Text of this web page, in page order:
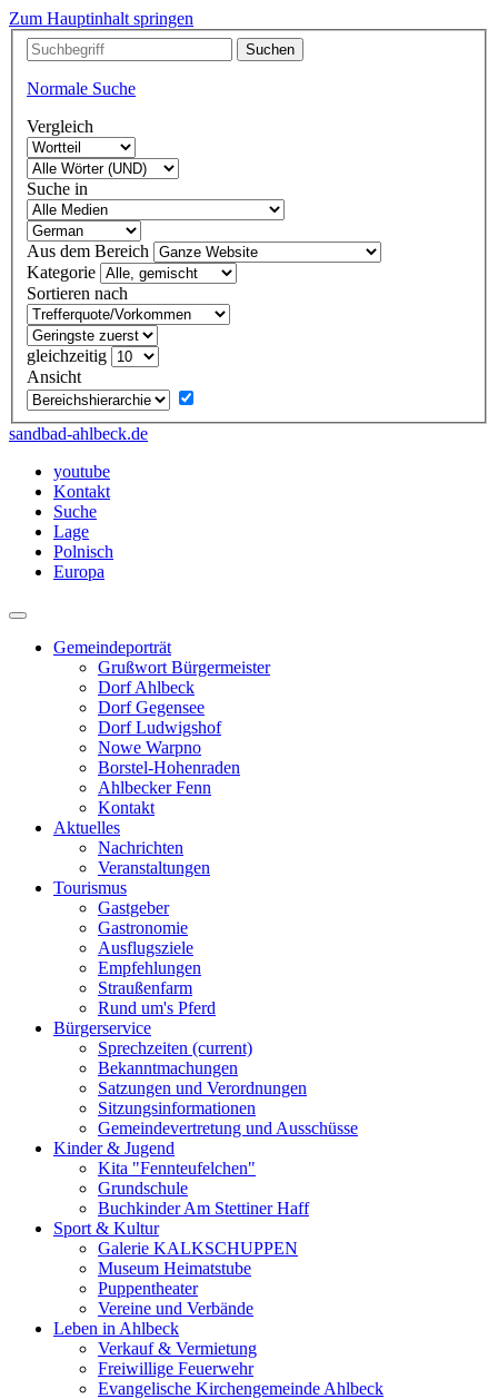
Zum Hauptinhalt springen
Normale Suche
Vergleich
Suche in
Aus dem Bereich
Kategorie
Sortieren nach
gleichzeitig
Ansicht
sandbad-ahlbeck.de
youtube
Kontakt
Suche
Lage
Polnisch
Europa
Gemeindeporträt
Grußwort Bürgermeister
Dorf Ahlbeck
Dorf Gegensee
Dorf Ludwigshof
Nowe Warpno
Borstel-Hohenraden
Ahlbecker Fenn
Kontakt
Aktuelles
Nachrichten
Veranstaltungen
Tourismus
Gastgeber
Gastronomie
Ausflugsziele
Empfehlungen
Straußenfarm
Rund um's Pferd
Bürgerservice
Sprechzeiten (current)
Bekanntmachungen
Satzungen und Verordnungen
Sitzungsinformationen
Gemeindevertretung und Ausschüsse
Kinder & Jugend
Kita "Fennteufelchen"
Grundschule
Buchkinder Am Stettiner Haff
Sport & Kultur
Galerie KALKSCHUPPEN
Museum Heimatstube
Puppentheater
Vereine und Verbände
Leben in Ahlbeck
Verkauf & Vermietung
Freiwillige Feuerwehr
Evangelische Kirchengemeinde Ahlbeck